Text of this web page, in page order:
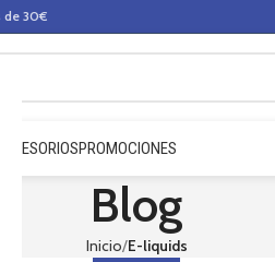
de 30€
ACCESORIOSPROMOCIONES
Blog
Inicio E-liquids